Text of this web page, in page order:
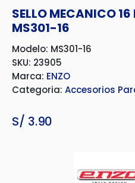
SELLO MECANICO
MS301-16
Modelo: MS301-16
SKU: 23905
Marca: ENZO
Categoria: Accesorios
S/ 3.90